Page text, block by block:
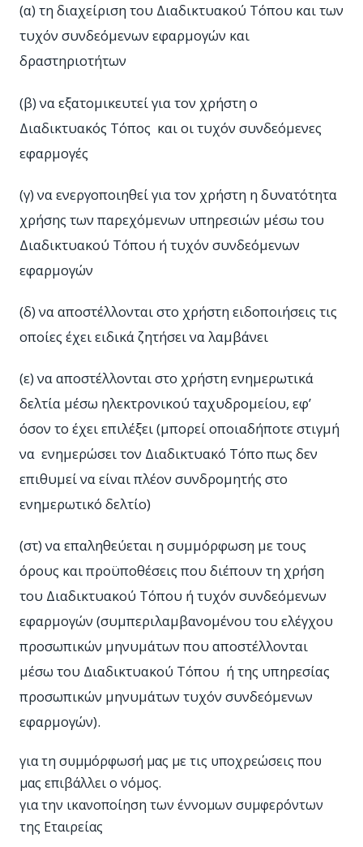
(α) τη διαχείριση του Διαδικτυακού Τόπου και των
τυχόν συνδεόμενων εφαρμογών και
δραστηριοτήτων
(β) να εξατομικευτεί για τον χρήστη ο
Διαδικτυακός Τόπος και οι τυχόν συνδεόμενες
εφαρμογές
(γ) να ενεργοποιηθεί για τον χρήστη η δυνατότητα
χρήσης των παρεχόμενων υπηρεσιών μέσω του
Διαδικτυακού Τόπου ή τυχόν συνδεόμενων
εφαρμογών
(δ) να αποστέλλονται στο χρήστη ειδοποιήσεις τις
οποίες έχει ειδικά ζητήσει να λαμβάνει
(ε) να αποστέλλονται στο χρήστη ενημερωτικά
δελτία μέσω ηλεκτρονικού ταχυδρομείου, εφ’
όσον το έχει επιλέξει (μπορεί οποιαδήποτε στιγμή
να ενημερώσει τον Διαδικτυακό Τόπο πως δεν
επιθυμεί να είναι πλέον συνδρομητής στο
ενημερωτικό δελτίο)
(στ) να επαληθεύεται η συμμόρφωση με τους
όρους και προϋποθέσεις που διέπουν τη χρήση
του Διαδικτυακού Τόπου ή τυχόν συνδεόμενων
εφαρμογών (συμπεριλαμβανομένου του ελέγχου
προσωπικών μηνυμάτων που αποστέλλονται
μέσω του Διαδικτυακού Τόπου ή της υπηρεσίας
προσωπικών μηνυμάτων τυχόν συνδεόμενων
εφαρμογών).
για τη συμμόρφωσή μας με τις υποχρεώσεις που
μας επιβάλλει ο νόμος.
για την ικανοποίηση των έννομων συμφερόντων
της Εταιρείας